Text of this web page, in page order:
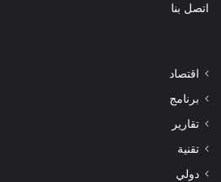
اتصل بنا
اقتصاد
برنامج
تقارير
تقنية
دولي